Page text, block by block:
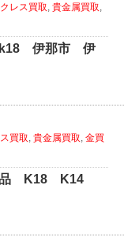
レス買取,貴金属買取,
伊那市 伊
買取 ,貴金属買取 ,金買
品 K18 K14